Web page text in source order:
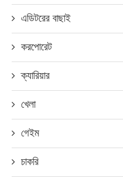
এডিটরের বাছাই
করপোরেট
ক্যারিয়ার
খেলা
গেইম
চাকরি